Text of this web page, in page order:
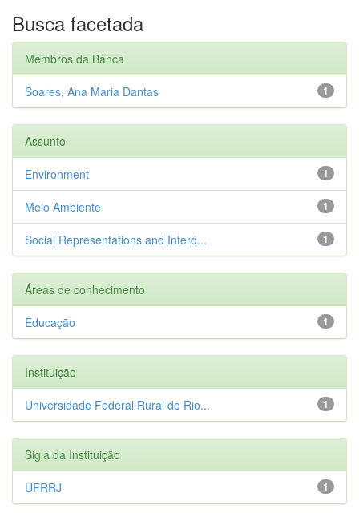
Busca facetada
Membros da Banca
1
Soares, Ana Maria Dantas
Assunto
1
Environment
1
Meio Ambiente
1
Social Representations and Interd...
Áreas de conhecimento
1
Educação
Instituição
1
Universidade Federal Rural do Rio...
Sigla da Instituição
1
UFRRJ